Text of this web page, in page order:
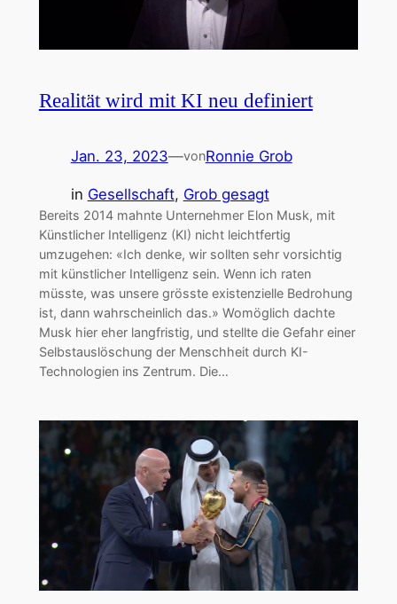
Realität wird mit KI neu definiert
Jan. 23, 2023—vonRonnie Grob
in Gesellschaft, Grob gesagt
Bereits 2014 mahnte Unternehmer Elon Musk, mit
Künstlicher Intelligenz (KI) nicht leichtfertig
umzugehen: «Ich denke, wir sollten sehr vorsichtig
mit künstlicher Intelligenz sein. Wenn ich raten
müsste, was unsere grösste existenzielle Bedrohung
ist, dann wahrscheinlich das.» Womöglich dachte
Musk hier eher langfristig, und stellte die Gefahr einer
Selbstauslöschung der Menschheit durch KI-
Technologien ins Zentrum. Die…